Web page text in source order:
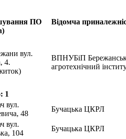
ПО
Відомча
вул.
4.
ВПНУБіП
агротехнічний
1
вул.
48
Бучацька ЦКРЛ
вул.
104
Бучацька ЦКРЛ